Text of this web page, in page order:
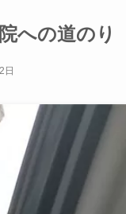
への道のり
日